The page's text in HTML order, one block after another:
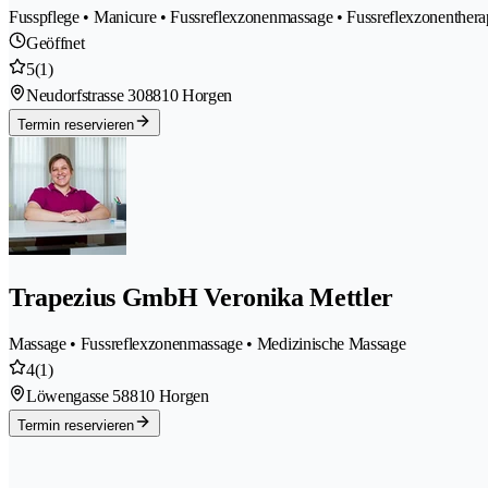
Fusspflege • Manicure • Fussreflexzonenmassage •
Geöffnet
5(1)
Neudorfstrasse 308810 Horgen
Termin reservieren
Trapezius GmbH Veronika Mettler
Massage • Fussreflexzonenmassage • Medizinische Massage
4(1)
Löwengasse 58810 Horgen
Termin reservieren